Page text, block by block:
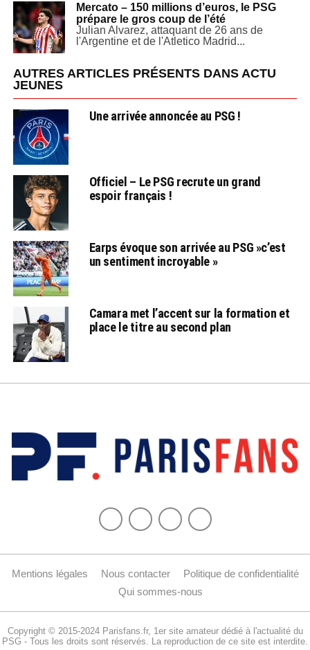
Mercato – 150 millions d’euros, le PSG
prépare le gros coup de l’été
Julian Alvarez, attaquant de 26 ans de
l'Argentine et de l'Atletico Madrid...
AUTRES ARTICLES PRÉSENTS DANS ACTU
JEUNES
Une arrivée annoncée au PSG !
Officiel – Le PSG recrute un grand
espoir français !
Earps évoque son arrivée au PSG »c’est
un sentiment incroyable »
Camara met l’accent sur la formation et
place le titre au second plan
Mentions légales Nous contacter
Politique de confidentialité
Qui sommes-nous
Copyright © 2015-2024 Parisfans.fr, 1er site amateur dédié à l'actualité du
PSG - Tous les droits sont réservés. La reproduction de ce site est interdite.